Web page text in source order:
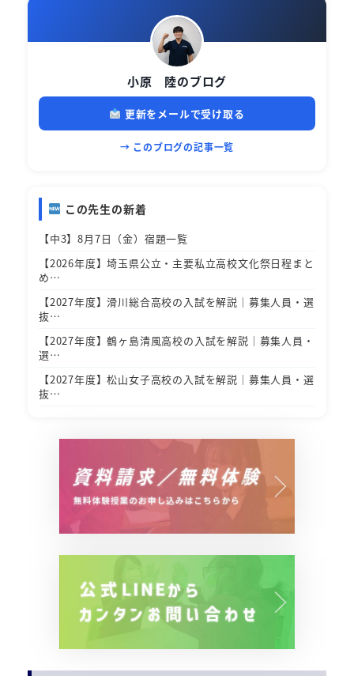
小原 陸のブログ
更新をメールで受け取る
→ このブログの記事一覧
この先生の新着
【中3】8月7日（金）宿題一覧
【2026年度】埼玉県公立・主要私立高校文化祭日程まと
め…
【2027年度】滑川総合高校の入試を解説｜募集人員・選
抜…
【2027年度】鶴ヶ島清風高校の入試を解説｜募集人員・
選…
【2027年度】松山女子高校の入試を解説｜募集人員・選
抜…